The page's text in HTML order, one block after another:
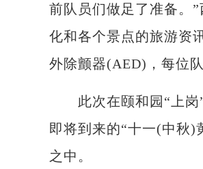
前队员们做足了准备。
化和各个景点的旅游资
外除颤器(AED)，每位
此次在颐和园“上岗”
即将到来的“十一(中秋)
之中。